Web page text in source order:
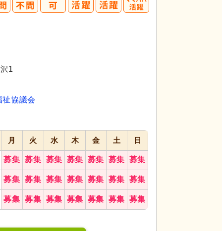
1
協議会
月 火 水 木 金 土 日
募集 募集 募集 募集 募集 募集 募集
募集 募集 募集 募集 募集 募集 募集
募集 募集 募集 募集 募集 募集 募集